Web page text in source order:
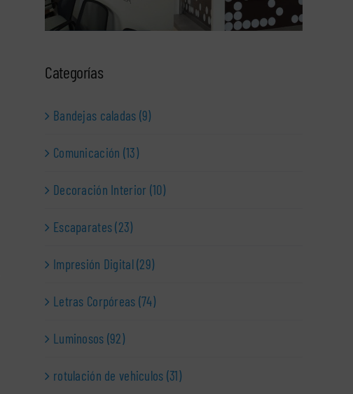
Categorías
Bandejas caladas (9)
Comunicación (13)
Decoración Interior (10)
Escaparates (23)
Impresión Digital (29)
Letras Corpóreas (74)
Luminosos (92)
rotulación de vehiculos (31)